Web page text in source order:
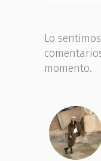
Lo
momento.